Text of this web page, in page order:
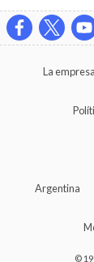
La empresa
Argentina
©